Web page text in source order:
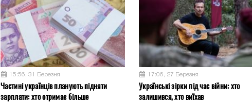
15:56, 31 Березня
Частині українців планують підняти
зарплати: хто отримає більше
17:06, 27 Березня
Українські зірки під час війни: хто
залишився, хто виїхав